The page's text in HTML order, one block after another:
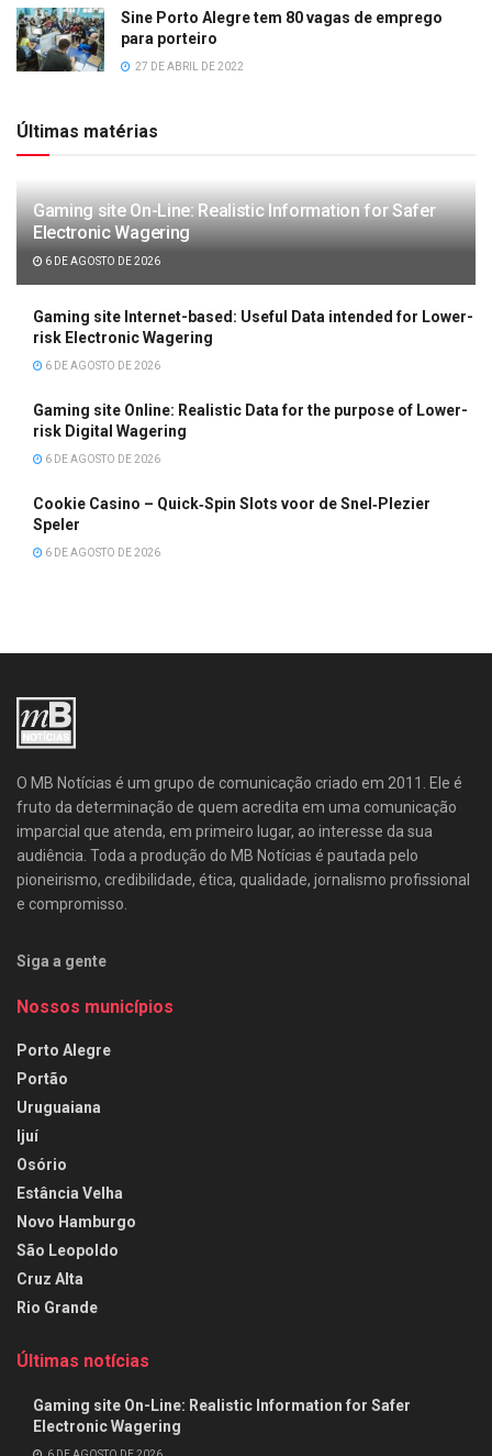
Sine Porto Alegre tem 80 vagas de emprego
para porteiro
27 DE ABRIL DE 2022
Últimas matérias
Gaming site On-Line: Realistic Information for Safer
Electronic Wagering
6 DE AGOSTO DE 2026
Gaming site Internet-based: Useful Data intended for Lower-
risk Electronic Wagering
6 DE AGOSTO DE 2026
Gaming site Online: Realistic Data for the purpose of Lower-
risk Digital Wagering
6 DE AGOSTO DE 2026
Cookie Casino – Quick‑Spin Slots voor de Snel‑Plezier
Speler
6 DE AGOSTO DE 2026
O MB Notícias é um grupo de comunicação criado em 2011. Ele é
fruto da determinação de quem acredita em uma comunicação
imparcial que atenda, em primeiro lugar, ao interesse da sua
audiência. Toda a produção do MB Notícias é pautada pelo
pioneirismo, credibilidade, ética, qualidade, jornalismo profissional
e compromisso.
Siga a gente
Nossos municípios
Porto Alegre
Portão
Uruguaiana
Ijuí
Osório
Estância Velha
Novo Hamburgo
São Leopoldo
Cruz Alta
Rio Grande
Últimas notícias
Gaming site On-Line: Realistic Information for Safer
Electronic Wagering